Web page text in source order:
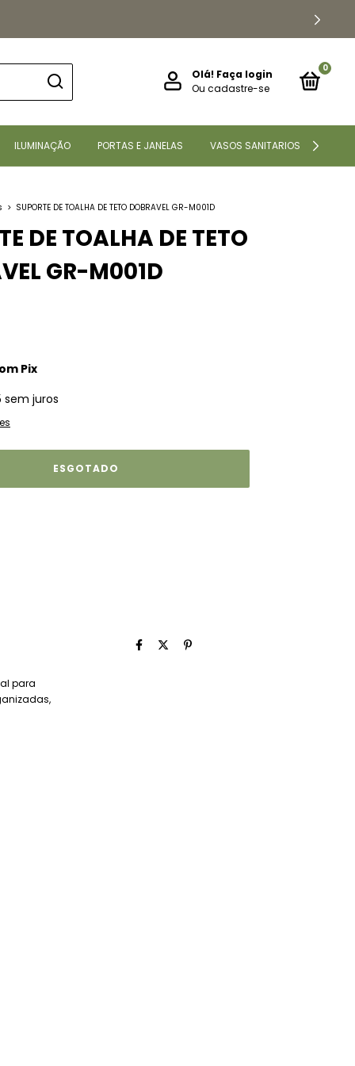
Olá! Faça login
Ou cadastre-se
0
ILUMINAÇÃO PORTAS E JANELAS VASOS SANITARIOS
> SUPORTE DE TOALHA DE TETO DOBRAVEL GR-M001D
DE TOALHA DE TETO
GR-M001D
Pix
sem juros
para